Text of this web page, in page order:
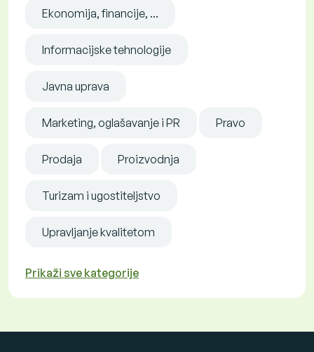
Ekonomija, financije, ...
Informacijske tehnologije
Javna uprava
Marketing, oglašavanje i PR Pravo
Prodaja Proizvodnja
Turizam i ugostiteljstvo
Upravljanje kvalitetom
Prikaži sve kategorije